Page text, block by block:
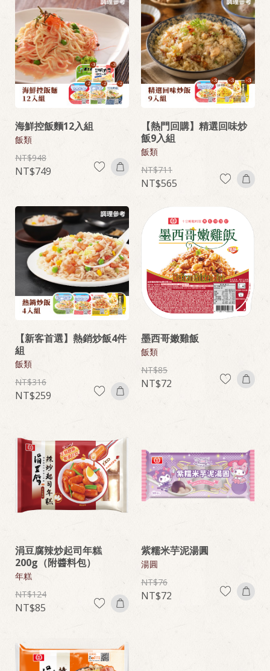
海鮮控飯麵12入組
飯類
948
749
【熱門回購】精選回味炒
飯9入組
飯類
711
565
【新客首選】熱銷炒飯4件
組
飯類
316
259
墨西哥嫩雞飯
飯類
85
72
涓豆腐辣炒起司年糕
200g（附醬料包）
年糕
124
85
紫糯米芋泥湯圓
湯圓
76
72